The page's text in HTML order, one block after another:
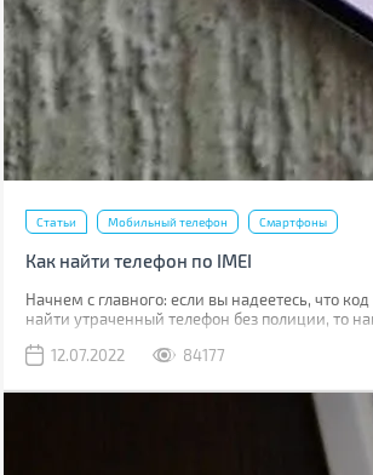
Статьи Мобильный телефон Смартфоны
Как найти телефон по IMEI
Начнем с главного: если вы надеетесь, что
найти утраченный телефон без полиции, то
поможет абсолютно. Если его украли, IMEI
12.07.2022 84177